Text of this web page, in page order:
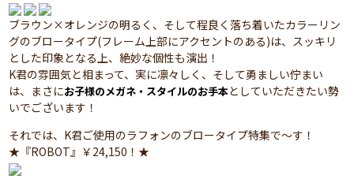
ブラウン×オレンジの明るく、そして程良く落ち着いたカラーリン
グのブロータイプ(フレーム上部にアクセントのある)は、スッキリ
とした印象となる上、絶妙な個性も演出！
K君の雰囲気と相まって、実に凛々しく、そして勇ましい佇まい
は、まさにお子様のメガネ・スタイルのお手本としていただきたい勢
いでございます！
それでは、K君ご使用のラフォンのブロータイプ特集で～す！
★『ROBOT』￥24,150！★